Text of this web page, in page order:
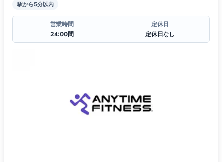
駅から5分以内
営業時間
24:00間
定休日
定休日なし